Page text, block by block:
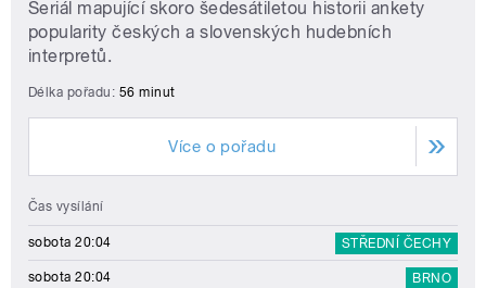
Seriál mapující skoro šedesátiletou historii ankety
popularity českých a slovenských hudebních
interpretů.
Délka pořadu: 56 minut
Více o pořadu
Čas vysílání
sobota 20:04 STŘEDNÍ ČECHY
sobota 20:04 BRNO